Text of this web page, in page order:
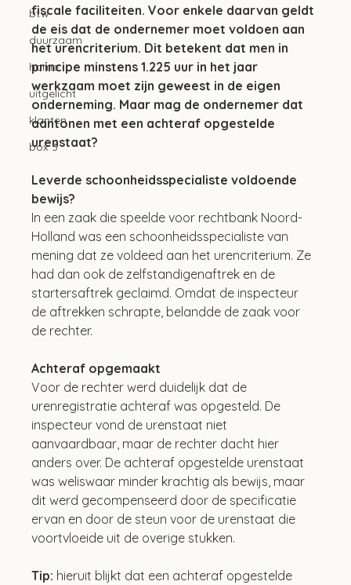
btw
duurzaam
home
uitgelicht
klanten
box 3
fiscale faciliteiten. Voor enkele daarvan geldt
de eis dat de ondernemer moet voldoen aan
het urencriterium. Dit betekent dat men in
principe minstens 1.225 uur in het jaar
werkzaam moet zijn geweest in de eigen
onderneming. Maar mag de ondernemer dat
aantonen met een achteraf opgestelde
urenstaat?
Leverde schoonheidsspecialiste voldoende
bewijs?
In een zaak die speelde voor rechtbank Noord-
Holland was een schoonheidsspecialiste van
mening dat ze voldeed aan het urencriterium. Ze
had dan ook de zelfstandigenaftrek en de
startersaftrek geclaimd. Omdat de inspecteur
de aftrekken schrapte, belandde de zaak voor
de rechter.
Achteraf opgemaakt
Voor de rechter werd duidelijk dat de
urenregistratie achteraf was opgesteld. De
inspecteur vond de urenstaat niet
aanvaardbaar, maar de rechter dacht hier
anders over. De achteraf opgestelde urenstaat
was weliswaar minder krachtig als bewijs, maar
dit werd gecompenseerd door de specificatie
ervan en door de steun voor de urenstaat die
voortvloeide uit de overige stukken.
Tip: hieruit blijkt dat een achteraf opgestelde